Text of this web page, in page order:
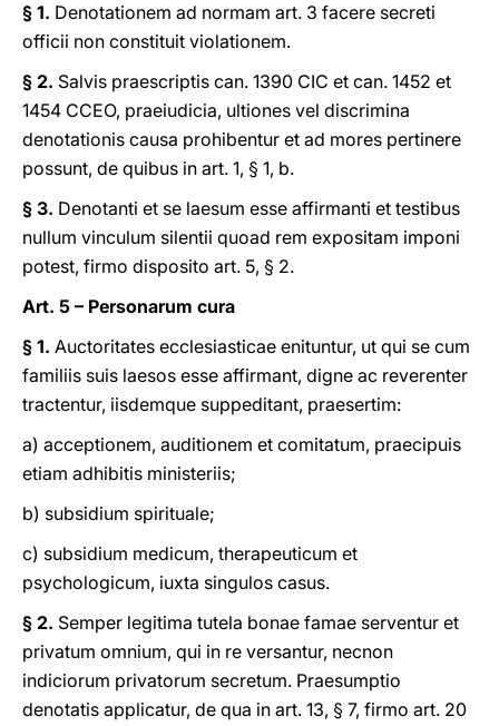
§ 1. Denotationem ad normam art. 3 facere secreti
officii non constituit violationem.
§ 2. Salvis praescriptis can. 1390 CIC et can. 1452 et
1454 CCEO, praeiudicia, ultiones vel discrimina
denotationis causa prohibentur et ad mores pertinere
possunt, de quibus in art. 1, § 1, b.
§ 3. Denotanti et se laesum esse affirmanti et testibus
nullum vinculum silentii quoad rem expositam imponi
potest, firmo disposito art. 5, § 2.
Art. 5 – Personarum cura
§ 1. Auctoritates ecclesiasticae enituntur, ut qui se cum
familiis suis laesos esse affirmant, digne ac reverenter
tractentur, iisdemque suppeditant, praesertim:
a) acceptionem, auditionem et comitatum, praecipuis
etiam adhibitis ministeriis;
b) subsidium spirituale;
c) subsidium medicum, therapeuticum et
psychologicum, iuxta singulos casus.
§ 2. Semper legitima tutela bonae famae serventur et
privatum omnium, qui in re versantur, necnon
indiciorum privatorum secretum. Praesumptio
denotatis applicatur, de qua in art. 13, § 7, firmo art. 20